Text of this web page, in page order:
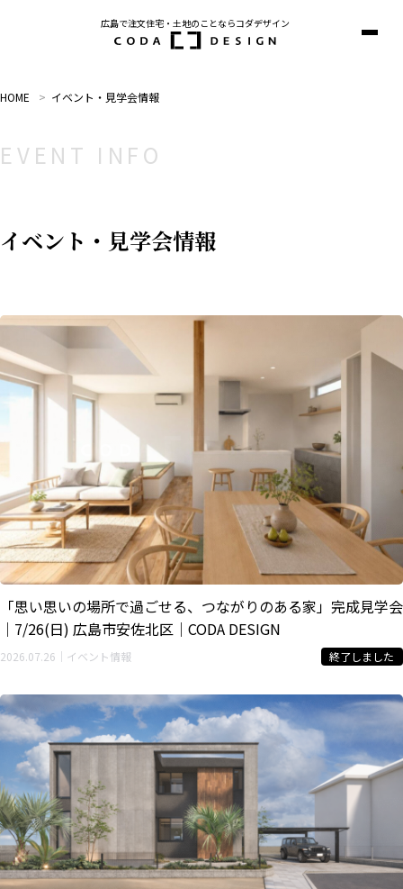
広島で注文住宅・土地のことならコダデザイン
サ
HOME イベント・見学会情報
EVENT INFO
イベント・見学会情報
「思い思いの場所で過ごせる、つながりのある家」完成見学会
｜7/26(日) 広島市安佐北区｜CODA DESIGN
2026.07.26｜イベント情報 終了しました